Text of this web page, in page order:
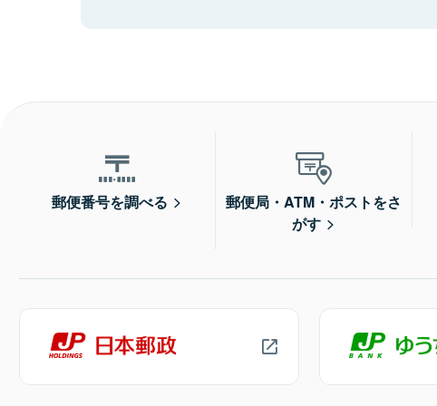
郵便番号を調べる
郵便局・ATM・ポストをさ
がす